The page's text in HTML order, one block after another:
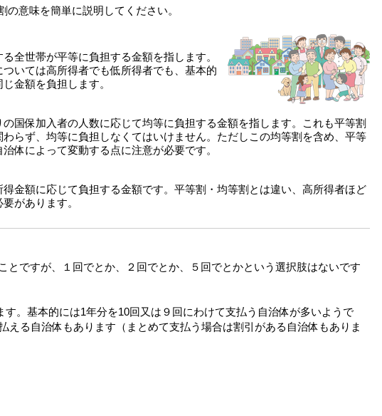
の意味を簡単に説明してください。
全世帯が平等に負担する金額を指します。
ついては高所得者でも低所得者でも、基本的
金額を負担します。
国保加入者の人数に応じて均等に負担する金額を指します。これも平等割
らず、均等に負担しなくてはいけません。ただしこの均等割を含め、平等
体によって変動する点に注意が必要です。
金額に応じて負担する金額です。平等割・均等割とは違い、高所得者ほど
があります。
とですが、１回でとか、２回でとか、５回でとかという選択肢はないです
す。基本的には1年分を10回又は９回にわけて支払う自治体が多いようで
える自治体もあります（まとめて支払う場合は割引がある自治体もありま